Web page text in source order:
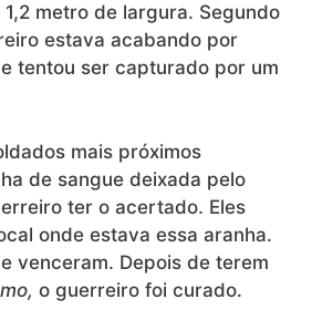
metro de largura. Segundo
estava acabando por
tentou ser capturado por um
mais próximos
de sangue deixada pelo
ter o acertado. Eles
onde estava essa aranha.
venceram. Depois de terem
o guerreiro foi curado.